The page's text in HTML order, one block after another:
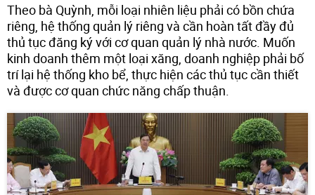
Theo bà Quỳnh, mỗi loại nhiên liệu phải có bồn chứa
riêng, hệ thống quản lý riêng và cần hoàn tất đầy đủ
thủ tục đăng ký với cơ quan quản lý nhà nước. Muốn
kinh doanh thêm một loại xăng, doanh nghiệp phải bố
trí lại hệ thống kho bể, thực hiện các thủ tục cần thiết
và được cơ quan chức năng chấp thuận.